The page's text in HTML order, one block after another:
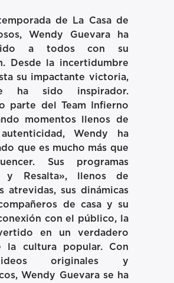
de La Casa de
Wendy Guevara ha
a todos con su
Desde la incertidumbre
su impactante victoria,
ha sido inspirador.
parte del Team Infierno
momentos llenos de
Wendy ha
que es mucho más que
Sus programas
y Resalta», llenos de
atrevidas, sus dinámicas
de casa y su
con el público, la
en un verdadero
la cultura popular. Con
originales y
Wendy Guevara se ha